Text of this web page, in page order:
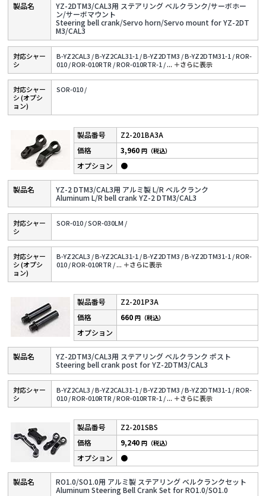
YZ-2DTM3/CAL3用 ステアリング ベルクランク/サーボホー
ン/サーボマウント
Steering bell crank/Servo horn/Servo mount for YZ-2DT
M3/CAL3
対応シャー
シ
B-YZ2CAL3 /B-YZ2CAL31-1 /B-YZ2DTM3 /B-YZ2DTM31-1 /ROR-
010 /ROR-010RTR /ROR-010RTR-1 /... ＋さらに表⽰
対応シャー
シ (オプシ
ョン)
SOR-010 /
Z2-201BA3A
YZ-2 DTM3/CAL3用 アルミ製 L/R ベルクランク
Aluminum L/R bell crank YZ-2 DTM3/CAL3
3,960円（税込）
●
対応シャー
シ
SOR-010 /SOR-030LM /
対応シャー
シ (オプシ
ョン)
B-YZ2CAL3 /B-YZ2CAL31-1 /B-YZ2DTM3 /B-YZ2DTM31-1 /ROR-
010 /ROR-010RTR /... ＋さらに表⽰
Z2-201P3A
YZ-2DTM3/CAL3用 ステアリング ベルクランク ポスト
Steering bell crank post for YZ-2DTM3/CAL3
660円（税込）
対応シャー
シ
B-YZ2CAL3 /B-YZ2CAL31-1 /B-YZ2DTM3 /B-YZ2DTM31-1 /ROR-
010 /ROR-010RTR /ROR-010RTR-1 /... ＋さらに表⽰
Z2-201SBS
RO1.0/SO1.0用 アルミ製 ステアリング ベルクランクセット
Aluminum Steering Bell Crank Set for RO1.0/SO1.0
9,240円（税込）
●